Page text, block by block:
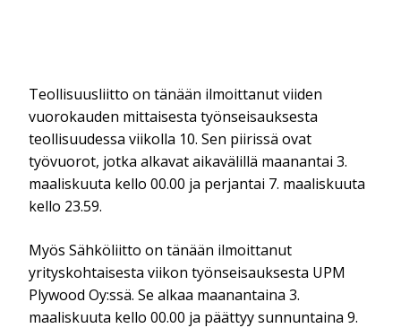
Teollisuusliitto on tänään ilmoittanut viiden
vuorokauden mittaisesta työnseisauksesta
teollisuudessa viikolla 10. Sen piirissä ovat
työvuorot, jotka alkavat aikavälillä maanantai 3.
maaliskuuta kello 00.00 ja perjantai 7. maaliskuuta
kello 23.59.
Myös Sähköliitto on tänään ilmoittanut
yrityskohtaisesta viikon työnseisauksesta UPM
Plywood Oy:ssä. Se alkaa maanantaina 3.
maaliskuuta kello 00.00 ja päättyy sunnuntaina 9.